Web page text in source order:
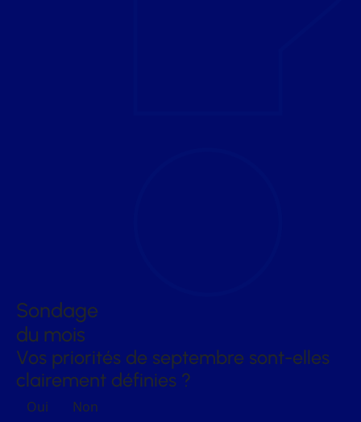
Sondage
du mois
Vos priorités de septembre sont-elles
clairement définies ?
Oui
Non